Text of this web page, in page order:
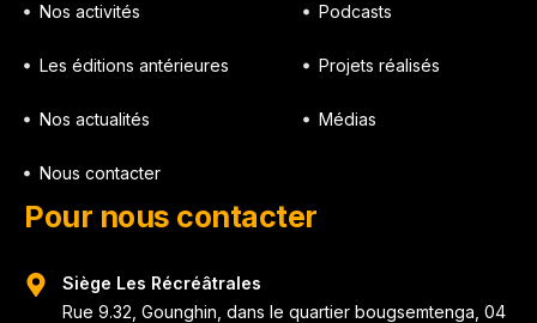
Nos activités
Les éditions antérieures
Nos actualités
Nous contacter
Podcasts
Projets réalisés
Médias
Pour nous contacter
Siège Les Récréâtrales
Rue 9.32, Gounghin, dans le quartier bougsemtenga, 04